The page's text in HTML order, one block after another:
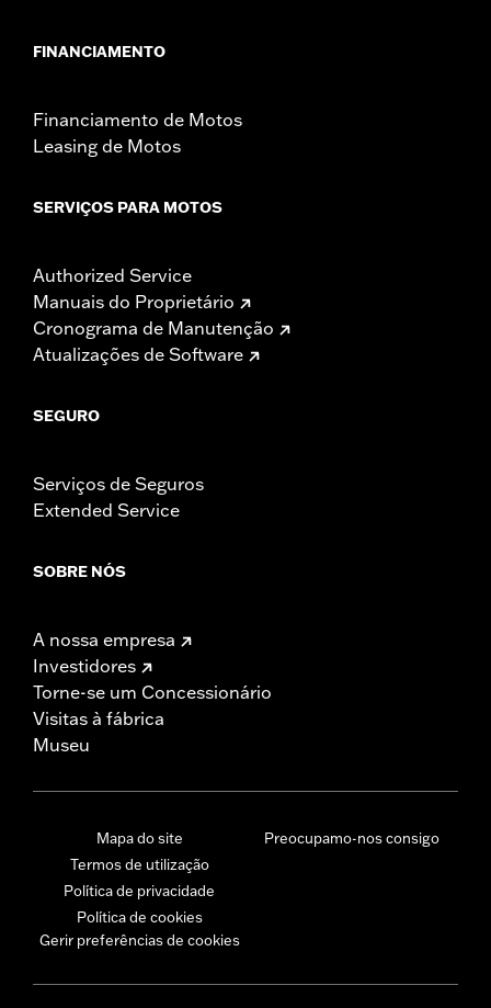
FINANCIAMENTO
Financiamento de Motos
Leasing de Motos
SERVIÇOS PARA MOTOS
Authorized Service
Manuais do Proprietário
Cronograma de Manutenção
Atualizações de Software
SEGURO
Serviços de Seguros
Extended Service
SOBRE NÓS
A nossa empresa
Investidores
Torne-se um Concessionário
Visitas à fábrica
Museu
Mapa do site
Termos de utilização
Política de privacidade
Política de cookies
Gerir preferências de cookies
Preocupamo-nos consigo